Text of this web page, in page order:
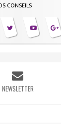
CONSEILS
NEWSLETTER